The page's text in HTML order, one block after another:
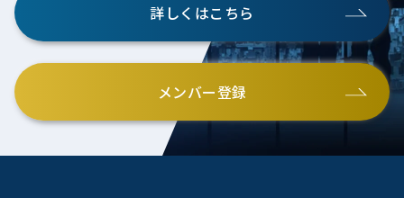
詳しくはこちら
メンバー登録